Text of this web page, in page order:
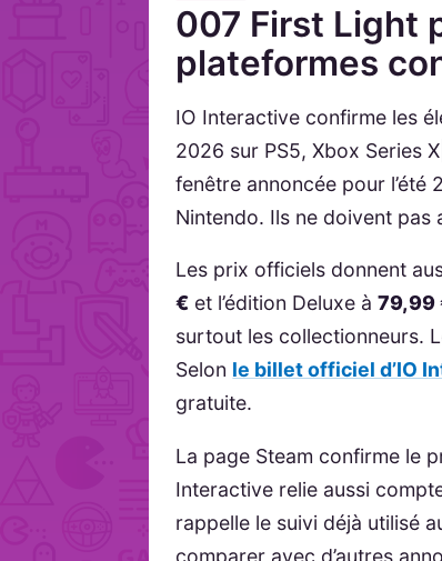
007 First Light
plateformes
IO Interactive confirme les
2026 sur PS5, Xbox Series
fenêtre annoncée pour l’été
Nintendo. Ils ne doivent pas
Les prix officiels donnent
€ et l’édition Deluxe à79,99
surtout les collectionneurs.
Selon le billet officiel d’IO
gratuite.
La page Steam confirme le
Interactive relie aussi
rappelle le suivi déjà utilisé
comparer avec d’autres